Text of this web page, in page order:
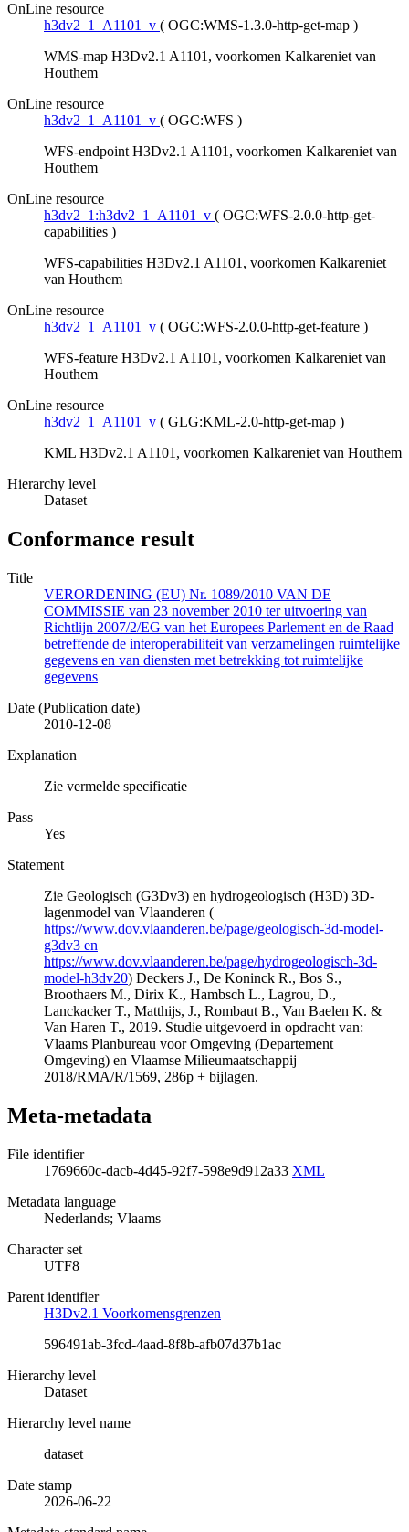
OnLine resource
h3dv2_1_A1101_v ( OGC:WMS-1.3.0-http-get-map )
WMS-map H3Dv2.1 A1101, voorkomen Kalkareniet van
Houthem
OnLine resource
h3dv2_1_A1101_v ( OGC:WFS )
WFS-endpoint H3Dv2.1 A1101, voorkomen Kalkareniet van
Houthem
OnLine resource
h3dv2_1:h3dv2_1_A1101_v ( OGC:WFS-2.0.0-http-get-
capabilities )
WFS-capabilities H3Dv2.1 A1101, voorkomen Kalkareniet
van Houthem
OnLine resource
h3dv2_1_A1101_v ( OGC:WFS-2.0.0-http-get-feature )
WFS-feature H3Dv2.1 A1101, voorkomen Kalkareniet van
Houthem
OnLine resource
h3dv2_1_A1101_v ( GLG:KML-2.0-http-get-map )
KML H3Dv2.1 A1101, voorkomen Kalkareniet van Houthem
Hierarchy level
Dataset
Conformance result
Title
VERORDENING (EU) Nr. 1089/2010 VAN DE
COMMISSIE van 23 november 2010 ter uitvoering van
Richtlijn 2007/2/EG van het Europees Parlement en de Raad
betreffende de interoperabiliteit van verzamelingen ruimtelijke
gegevens en van diensten met betrekking tot ruimtelijke
gegevens
Date (Publication date)
2010-12-08
Explanation
Zie vermelde specificatie
Pass
Yes
Statement
Zie Geologisch (G3Dv3) en hydrogeologisch (H3D) 3D-
lagenmodel van Vlaanderen (
https://www.dov.vlaanderen.be/page/geologisch-3d-model-
g3dv3 en
https://www.dov.vlaanderen.be/page/hydrogeologisch-3d-
model-h3dv20) Deckers J., De Koninck R., Bos S.,
Broothaers M., Dirix K., Hambsch L., Lagrou, D.,
Lanckacker T., Matthijs, J., Rombaut B., Van Baelen K. &
Van Haren T., 2019. Studie uitgevoerd in opdracht van:
Vlaams Planbureau voor Omgeving (Departement
Omgeving) en Vlaamse Milieumaatschappij
2018/RMA/R/1569, 286p + bijlagen.
Meta-metadata
File identifier
1769660c-dacb-4d45-92f7-598e9d912a33 XML
Metadata language
Nederlands; Vlaams
Character set
UTF8
Parent identifier
H3Dv2.1 Voorkomensgrenzen
596491ab-3fcd-4aad-8f8b-afb07d37b1ac
Hierarchy level
Dataset
Hierarchy level name
dataset
Date stamp
2026-06-22